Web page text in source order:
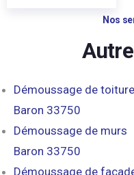
Nos
Démoussage de
Baron 33750
Démoussage de murs
Baron 33750
Démoussage de